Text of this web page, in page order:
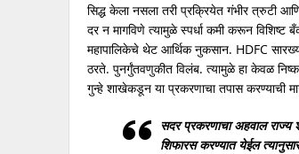
सिद्ध केला नसला तरी प्रक्रियेत गंभीर त्रुटी
दर न मागविणे त्यामुळे स्पर्धा कमी करून
महापालिकेचे थेट आर्थिक नुकसान. HDFC
ठरते. पुनर्गुंतवणुकीत विलंब. त्यामुळे हा केवळ
गुन्हे शाखेकडून या प्रकरणाचा तपास करण्याची
सदर प्रकरणाचा अहवाल राज्य
शिफारस करण्यात येईल